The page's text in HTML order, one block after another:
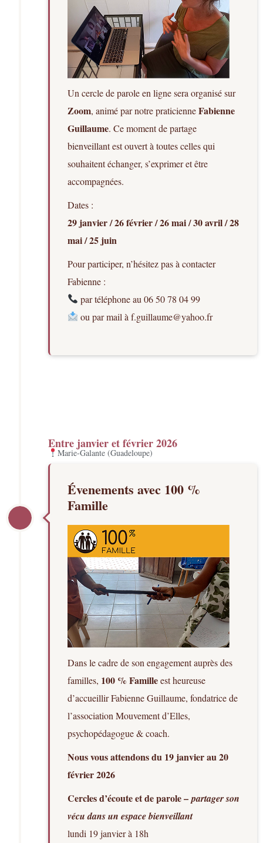
Un cercle de parole en ligne sera organisé sur
Zoom, animé par notre praticienneFabienne
Guillaume. Ce moment de partage
bienveillant est ouvert à toutes celles qui
souhaitent échanger, s’exprimer et être
accompagnées.
Dates :
29 janvier / 26 février / 26 mai / 30 avril / 28
mai / 25 juin
Pour participer, n’hésitez pas à contacter
Fabienne :
par téléphone au 06 50 78 04 99
ou par mail àf.guillaume@yahoo.fr
Entre janvier et février 2026
Marie-Galante (Guadeloupe)
Évenements avec 100 %
Famille
Dans le cadre de son engagement auprès des
familles, 100 % Familleest heureuse
d’accueillir Fabienne Guillaume, fondatrice de
l’association Mouvement d’Elles,
psychopédagogue & coach.
Nous vous attendons du 19 janvier au 20
février 2026
Cercles d’écoute et de parole –partager son
vécu dans un espace bienveillant
lundi 19 janvier à 18h